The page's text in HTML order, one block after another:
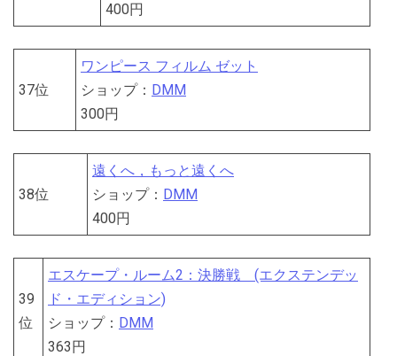
400円
37位
ワンピース フィルム ゼット
ショップ： DMM
300円
38位
遠くへ，もっと遠くへ
ショップ： DMM
400円
39
位
エスケープ・ルーム2：決勝戦 (エクステンデッ
ド・エディション)
ショップ： DMM
363円